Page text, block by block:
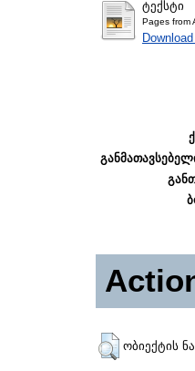
ტექსტი
Pages from
ობიექტის